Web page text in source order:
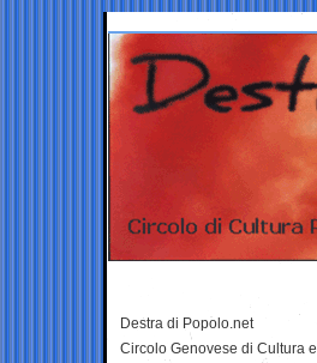
Destra di Popolo.net
Circolo Genovese di Cultura e